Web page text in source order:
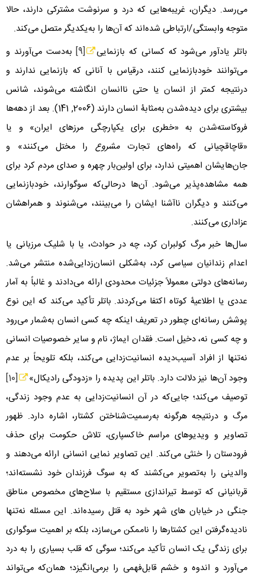
می‌رسد. دیگران، غریبه‌هایی که درد و سرنوشت مشترکی دارند، حالا
متوجه وابستگی/ارتباطی شده‌اند که آن‌ها را به‌یکدیگر متصل می‌کند.
باتلر یادآور می‌شود که کسانی که بازنمایی
[9]به‌دست می‌آورند و
می‌توانند خودبازنمایی کنند، درقیاس با آنانی که بازنمایی ندارند و
درنتیجه کمتر از انسان یا حتی ناانسان انگاشته می‌شوند، شانس
بیشتری برای دیده‌شدن به‌مثابۀ انسان دارند (2006
,
141). بعد از دهه‌ها
فروکاسته‌شدن به «خطری برای یکپارچگی مرزهای ایران» و یا
«قاچاقچیانی که راه‌های تجارتمشروع را مختل می‌کنند» و
جان‌هایشان اهمیتی ندارد، برای اولین‌بار چهره و صدای مردم کرد برای
همه مشاهده‌پذیر می‌شود. آن‌ها درحالی‌که سوگوارند، خودبازنمایی
می‌کنند و دیگران ناآشنا ایشان را می‌بینند، می‌شنوند و همراهشان
عزاداری می‌کنند.
سال‌ها خبر مرگ کولبران کرد، چه در حوادث، یا با شلیک مرزبانی یا
اعدام زندانیان سیاسی کرد، به‌شکلی انسان‌زدایی‌شده منتشر می‌شد.
رسانه‌های دولتی معمولاً جزئیات محدودی ارائه می‌دادند و غالباً به آمار
عددی یا اطلاعیۀ کوتاه اکتفا می‌کردند. باتلر تأکید می‌کند که این نوع
پوشش رسانه‌ای چطور در تعریف اینکه چه کسی انسان به‌شمار می‌رود
و چه کسی نه، دخیل است. فقدان ایماژ، نام و سایر خصوصیات انسانی
نه‌تنها از افراد آسیب‌دیده انسانیت‌زدایی می‌کند، بلکه تلویحاً بر عدم
وجود آن‌ها نیز دلالت دارد. باتلر این پدیده را «زدودگی رادیکال»
[10]
توصیف می‌کند؛ جایی‌که در آن انسانیت‌زدایی به عدم وجود زندگی،
مرگ و درنتیجه هرگونه به‌رسمیت‌شناختن کشتار، اشاره دارد. ظهور
تصاویر و ویدیوهای مراسم‌ خاکسپاری، تلاش حکومت برای حذف
فرودستان را خنثی می‌کند. این تصاویر نمایی انسانی ارائه می‌دهند و
والدینی را به‌تصویر می‌کشند که به سوگ فرزندان خود نشسته‌اند؛
قربانیانی که توسط تیراندازی مستقیم با سلاح‌های مخصوص مناطق
جنگی در خیابان های شهر خود به قتل رسیده‌اند. این مسئله نه‌تنها
نادیده‌گرفتن این کشتارها را ناممکن می‌سازد، بلکه بر اهمیت سوگواری
برای زندگی یک انسان تأکید می‌کند؛ سوگی که قلب بسیاری را به درد
می‌آورد و اندوه و خشم قابل‌فهمی را برمی‌انگیزد؛ همان‌که می‌تواند